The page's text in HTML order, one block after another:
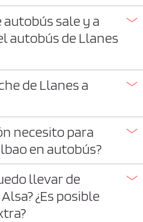
autobús sale y a
autobús de Llanes
de Llanes a
necesito para
en autobús?
llevar de
¿Es posible